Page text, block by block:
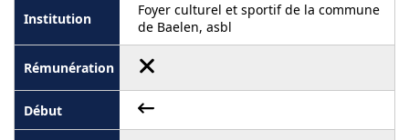
Foyer culturel et sportif de la commune
de Baelen, asbl